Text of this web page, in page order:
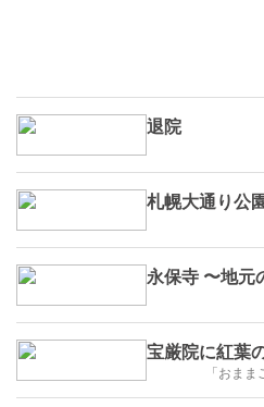
退院
札幌大通り公
永保寺 〜地元
宝厳院に紅葉
「おま